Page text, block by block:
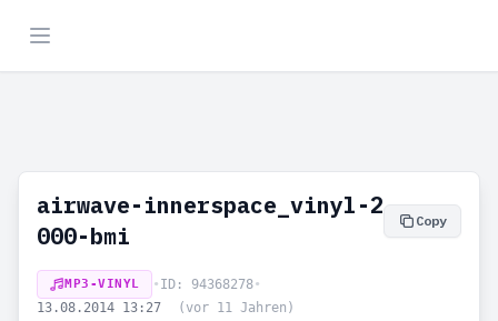
airwave-innerspace_vinyl-2
000-bmi
Copy
MP3-VINYL • ID: 94368278•
13.08.2014 13:27
(vor 11 Jahren)